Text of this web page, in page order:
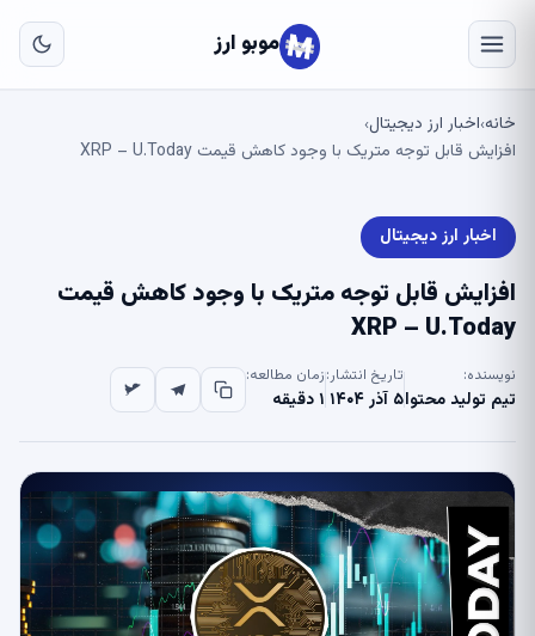
موبو ارز
خانه›اخبار ارز دیجیتال›
افزایش قابل توجه متریک با وجود کاهش قیمت XRP – U.Today
اخبار ارز دیجیتال
افزایش قابل توجه متریک با وجود کاهش قیمت
XRP – U.Today
نویسنده:
تیم تولید محتوا
تاریخ انتشار:
۵ آذر ۱۴۰۴
زمان مطالعه:
۱ دقیقه